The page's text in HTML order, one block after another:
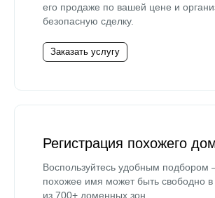
его продаже по вашей цене и
безопасную сделку.
Заказать услугу
Регистрация похожего
Воспользуйтесь удобным подбором
похожее имя может быть свободно в
из 700+ доменных зон.